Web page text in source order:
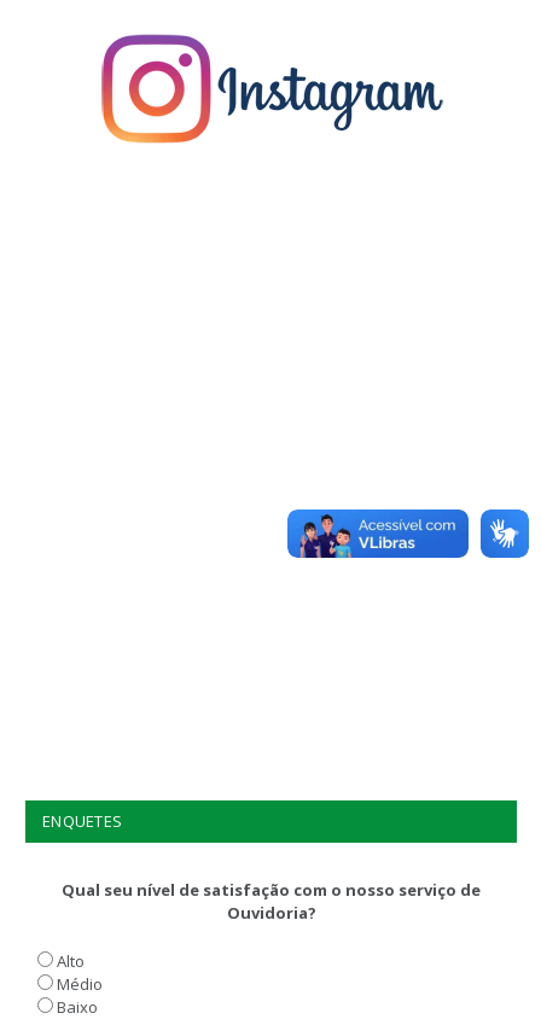
ENQUETES
Qual seu nível de satisfação com o nosso serviço de
Ouvidoria?
Alto
Médio
Baixo